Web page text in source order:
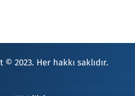
© 2023. Her hakkı saklıdır.